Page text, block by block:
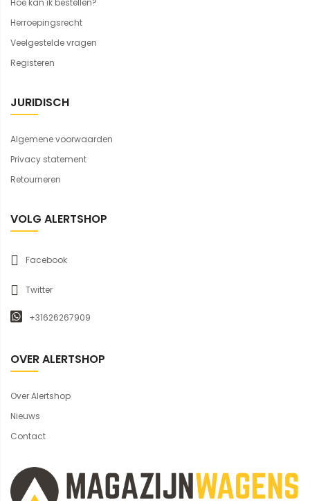
Hoe kan ik bestellen?
Herroepingsrecht
Veelgestelde vragen
Registeren
JURIDISCH
Algemene voorwaarden
Privacy statement
Retourneren
VOLG ALERTSHOP
Facebook
Twitter
+31626267909
OVER ALERTSHOP
Over Alertshop
Nieuws
Contact